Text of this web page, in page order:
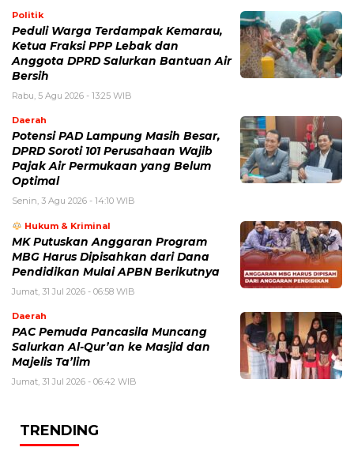
Politik
Peduli Warga Terdampak Kemarau,
Ketua Fraksi PPP Lebak dan
Anggota DPRD Salurkan Bantuan Air
Bersih
Rabu, 5 Agu 2026 - 13:25 WIB
Daerah
Potensi PAD Lampung Masih Besar,
DPRD Soroti 101 Perusahaan Wajib
Pajak Air Permukaan yang Belum
Optimal
Senin, 3 Agu 2026 - 14:10 WIB
Hukum & Kriminal
MK Putuskan Anggaran Program
MBG Harus Dipisahkan dari Dana
Pendidikan Mulai APBN Berikutnya
Jumat, 31 Jul 2026 - 06:58 WIB
Daerah
PAC Pemuda Pancasila Muncang
Salurkan Al-Qur’an ke Masjid dan
Majelis Ta’lim
Jumat, 31 Jul 2026 - 06:42 WIB
TRENDING